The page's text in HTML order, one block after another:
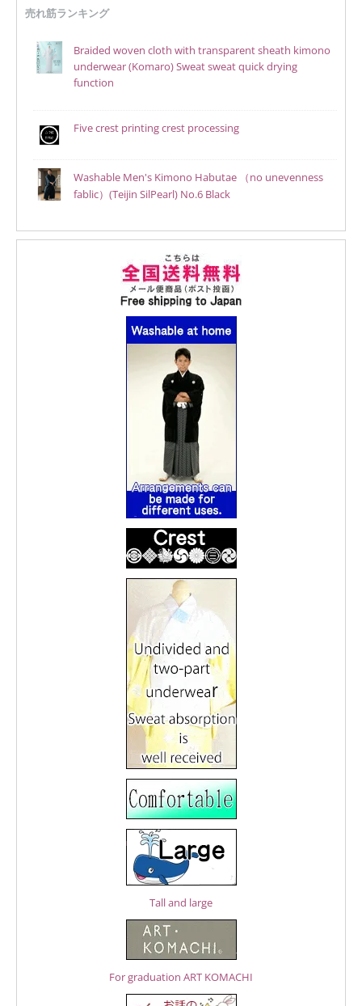
売れ筋ランキング
Braided woven cloth with transparent sheath kimono
underwear (Komaro) Sweat sweat quick drying
function
Five crest printing crest processing
Washable Men's Kimono Habutae （no unevenness
fablic）(Teijin SilPearl) No.6 Black
Tall and large
For graduation ART KOMACHI